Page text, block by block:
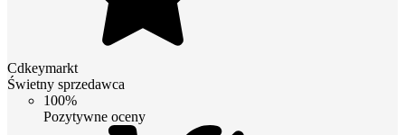
Cdkeymarkt
Świetny sprzedawca
100%
Pozytywne oceny